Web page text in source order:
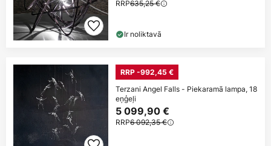
RRP635,25 €
Ir noliktavā
RRP -992,45 €
Terzani Angel Falls - Piekaramā lampa, 18
eņģeļi
5 099,90 €
RRP6 092,35 €